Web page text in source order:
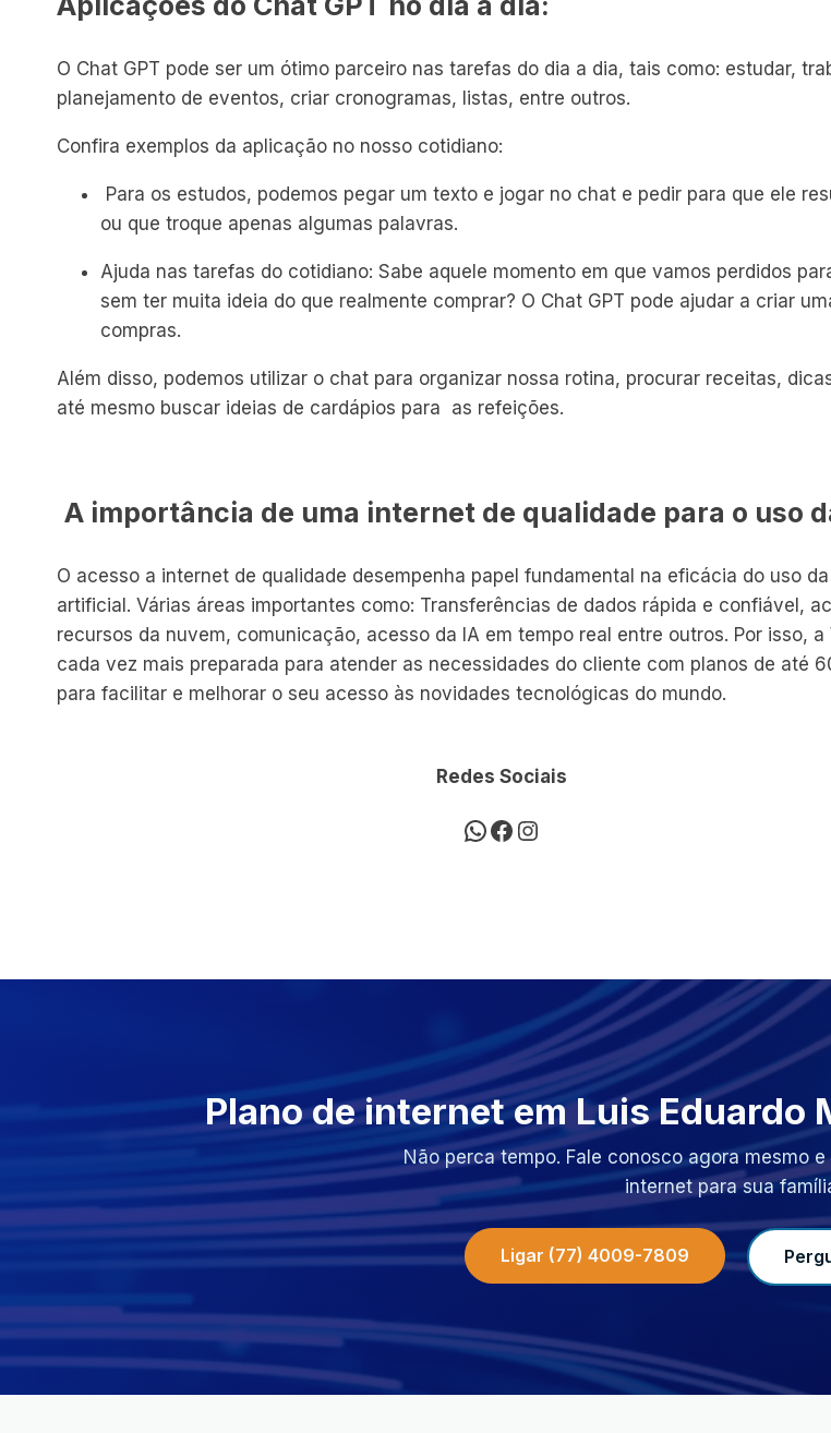
O Chat GPT pode ser um ótimo parceiro nas tarefas do dia a dia, tais como: estudar,
planejamento de eventos, criar cronogramas, listas, entre outros.
Confira exemplos da aplicação no nosso cotidiano:
Para os estudos, podemos pegar um texto e jogar no chat e pedir para que ele
ou que troque apenas algumas palavras.
Ajuda nas tarefas do cotidiano: Sabe aquele momento em que vamos perdidos
sem ter muita ideia do que realmente comprar? O Chat GPT pode ajudar a criar
compras.
Além disso, podemos utilizar o chat para organizar nossa rotina, procurar receitas,
até mesmo buscar ideias de cardápios para as refeições.
A importância de uma internet de qualidade para o uso
O acesso a internet de qualidade desempenha papel fundamental na eficácia do uso
artificial. Várias áreas importantes como: Transferências de dados rápida e confiável,
recursos da nuvem, comunicação, acesso da IA em tempo real entre outros. Por isso, a
cada vez mais preparada para atender as necessidades do cliente com planos de até
para facilitar e melhorar o seu acesso às novidades tecnológicas do mundo.
Redes Sociais
WhatsApp
Facebook
Instagram
Plano de internet em Luis Eduardo
Não perca tempo. Fale conosco agora mesmo
internet para sua
Ligar (77) 4009-7809